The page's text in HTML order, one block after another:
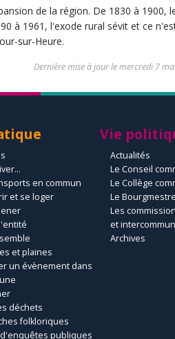
de la région. De 1830 à 1900,
à 1961, l'exode rural sévit et ce
sur-Heure.
Dernière mise à jour lemercredi 7
en commun
et se loger
et plaines
un évènement dans
déchets
folkloriques
d'enquêtes publiques
Vie
Actualités
Le Conseil
Le Collège
Le Bourgmestre
Les
et
Archives